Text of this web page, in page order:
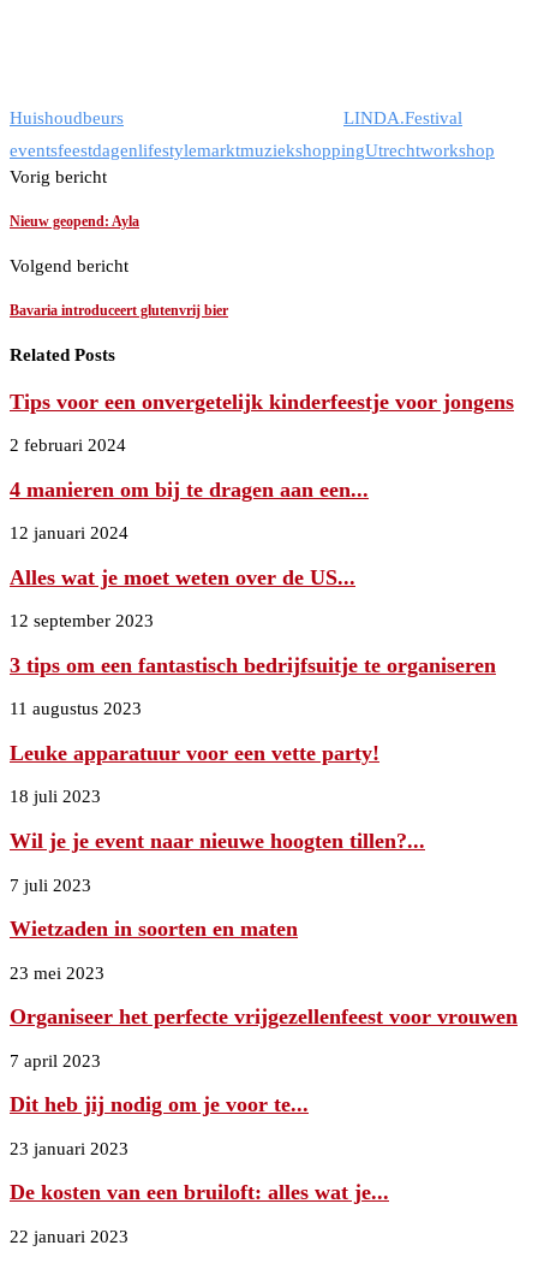
Huishoudbeurs
LINDA.Festival
eventsfeestdagenlifestylemarktmuziekshoppingUtrechtworkshop
Vorig bericht
Nieuw geopend: Ayla
Volgend bericht
Bavaria introduceert glutenvrij bier
Related Posts
Tips voor een onvergetelijk kinderfeestje voor jongens
2 februari 2024
4 manieren om bij te dragen aan een...
12 januari 2024
Alles wat je moet weten over de US...
12 september 2023
3 tips om een fantastisch bedrijfsuitje te organiseren
11 augustus 2023
Leuke apparatuur voor een vette party!
18 juli 2023
Wil je je event naar nieuwe hoogten tillen?...
7 juli 2023
Wietzaden in soorten en maten
23 mei 2023
Organiseer het perfecte vrijgezellenfeest voor vrouwen
7 april 2023
Dit heb jij nodig om je voor te...
23 januari 2023
De kosten van een bruiloft: alles wat je...
22 januari 2023